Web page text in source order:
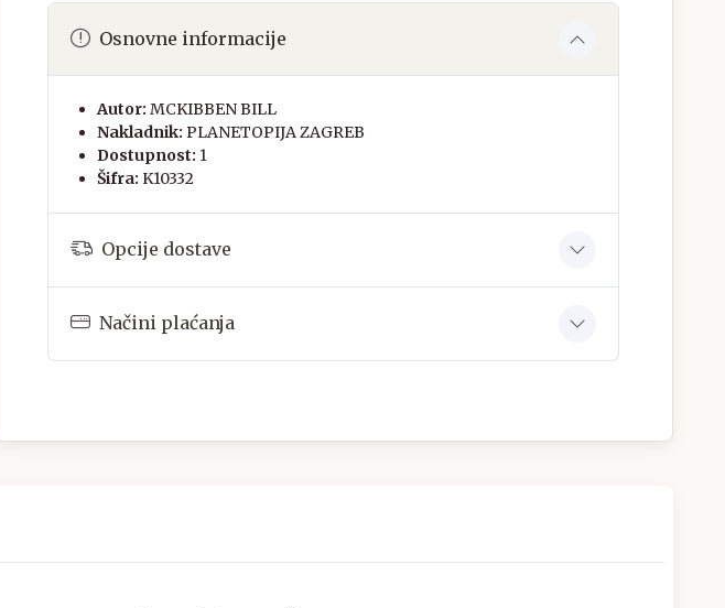
Osnovne informacije
Autor: MCKIBBEN BILL
Nakladnik: PLANETOPIJA ZAGREB
Dostupnost: 1
Šifra: K10332
Opcije dostave
Načini plaćanja